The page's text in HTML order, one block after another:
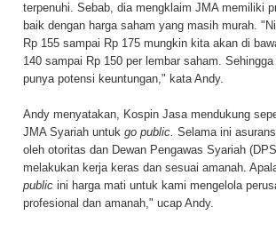
terpenuhi. Sebab, dia mengklaim JMA memiliki
baik dengan harga saham yang masih murah.
Rp 155 sampai Rp 175 mungkin kita akan di
140 sampai Rp 150 per lembar saham.
punya potensi keuntungan," kata Andy.
Andy menyatakan, Kospin Jasa mendukung
JMA Syariah untuk go public. Selama ini
oleh otoritas dan Dewan Pengawas Syariah
melakukan kerja keras dan sesuai amanah.
public ini harga mati untuk kami mengelola
profesional dan amanah," ucap Andy.